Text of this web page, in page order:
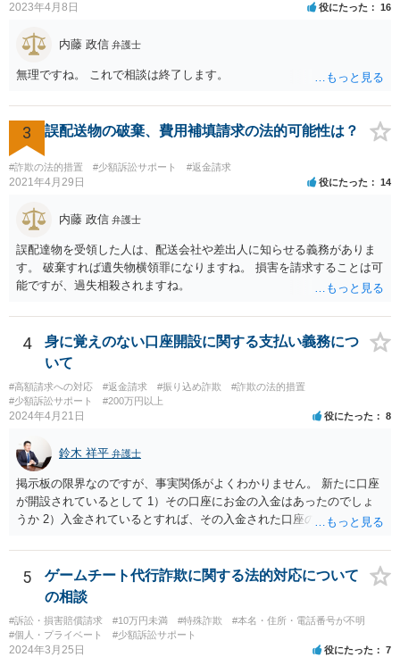
2023年4月8日 役にたった 16
内藤 政信 弁護士
無理ですね。 これで相談は終了します。
3 誤配送物の破棄、費用補填請求の法的可能性は？
#詐欺の法的措置 #少額訴訟サポート #返金請求
2021年4月29日 役にたった 14
内藤 政信 弁護士
誤配達物を受領した人は、配送会社や差出人に知らせる義務がありま
す。 破棄すれば遺失物横領罪になりますね。 損害を請求することは可
能ですが、過失相殺されますね。
4
身に覚えのない口座開設に関する支払い義務につ
いて
#高額請求への対応 #返金請求 #振り込め詐欺
#詐欺の法的措置
#少額訴訟サポート
#200万円以上
2024年4月21日 役にたった 8
鈴木 祥平 弁護士
掲示板の限界なのですが、事実関係がよくわかりません。 新たに口座
が開設されているとして 1）その口座にお金の入金はあったのでしょ
うか 2）入金されているとすれば、その入金された口座の資金は引き
がポイントですよね。口座を悪用する人は、「その口座に入ったお金
を手に入れる」ことが目的ですから、あなたがキャッシュカードを持
っている場合には、キャッシュカードで引き出すことはあなたしかで
きませんから、できるとすれば、ネット上あるいはアプリ上で第三者
に送金することくらいだと思います。あなたの名義の口座であるか
ら、お金の動きくらいは調べることが可能であると思います。 その上
5
ゲームチート代行詐欺に関する法的対応について
の相談
#訴訟・損害賠償請求 #10万円未満 #特殊詐欺
#本名・住所・電話番号が不明
#個人・プライベート
#少額訴訟サポート
2024年3月25日 役にたった 7